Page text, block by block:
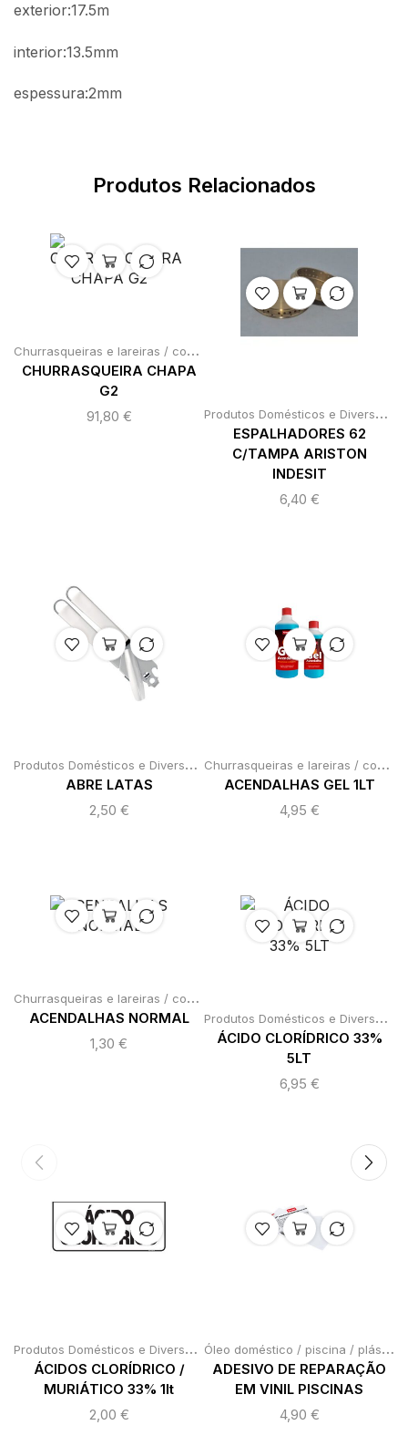
exterior:17.5m
interior:13.5mm
espessura:2mm
Produtos Relacionados
C
hurrasqueiras e lareiras / contentores e barris
CHURRASQUEIRA CHAPA
G2
91,80 € P
rodutos Domésticos e Diversos
ESPALHADORES 62
C/TAMPA ARISTON
INDESIT
6,40 €
P
rodutos Domésticos e Diversos ,Produtos para Casa,Roldanas /
ABRE LATAS
2,50 €
C
hurrasqueiras e lareiras / contentores e barris
ACENDALHAS GEL 1LT
4,95 €
C
hurrasqueiras e lareiras / contentores e barris
ACENDALHAS NORMAL
1,30 €
P
rodutos Domésticos e Diversos
ÁCIDO CLORÍDRICO 33%
5LT
6,95 €
P
rodutos Domésticos e Diversos ,Produtos Químicos,Químicos
ÁCIDOS CLORÍDRICO /
MURIÁTICO 33% 1lt
2,00 €
Ó
leo doméstico / piscina / plásticos
ADESIVO DE REPARAÇÃO
EM VINIL PISCINAS
4,90 €